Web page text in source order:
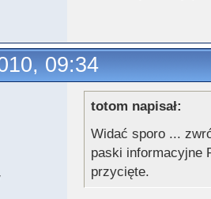
09:34
totom napisał:
Widać sporo ...
paski informacyjne
przycięte.